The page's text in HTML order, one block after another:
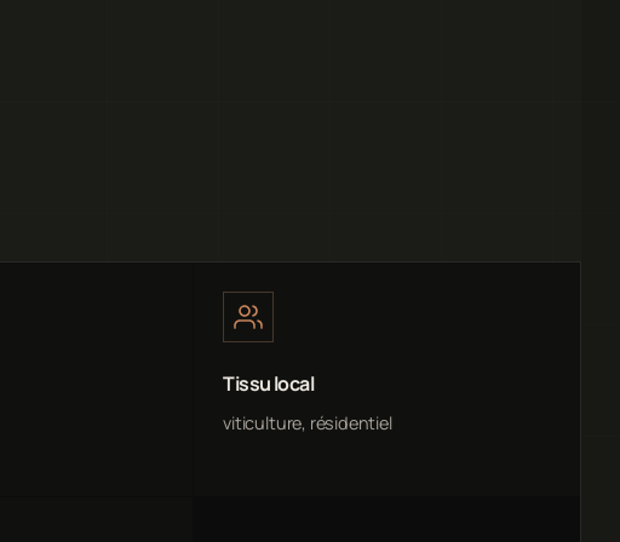
Tissu local
viticulture, résidentiel